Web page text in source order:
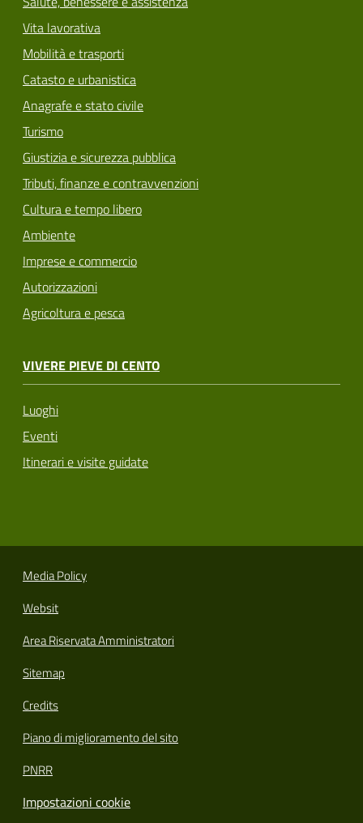
Vita lavorativa
Mobilità e trasporti
Catasto e urbanistica
Anagrafe e stato civile
Turismo
Giustizia e sicurezza pubblica
Tributi, finanze e contravvenzioni
Cultura e tempo libero
Ambiente
Imprese e commercio
Autorizzazioni
Agricoltura e pesca
VIVERE PIEVE DI CENTO
Luoghi
Eventi
Itinerari e visite guidate
Media Policy
Websit
Area Riservata Amministratori
Sitemap
Credits
Piano di miglioramento del sito
PNRR
Impostazioni cookie